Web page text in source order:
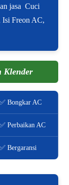
jasa Cuci
Freon AC,
Klender
✅ Bongkar AC
✅ Perbaikan AC
✅ Bergaransi